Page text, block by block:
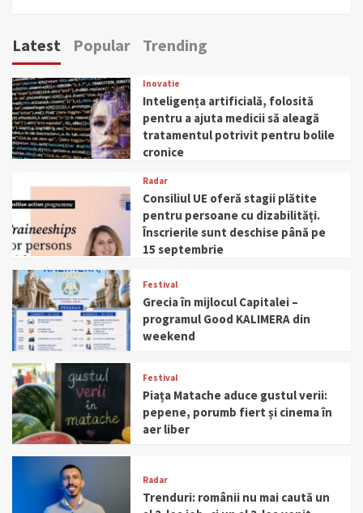
Latest Popular Trending
Inovatie
Inteligența artificială, folosită
pentru a ajuta medicii să aleagă
tratamentul potrivit pentru bolile
cronice
Radar
Consiliul UE oferă stagii plătite
pentru persoane cu dizabilități.
Înscrierile sunt deschise până pe
15 septembrie
Festival
Grecia în mijlocul Capitalei –
programul Good KALIMERA din
weekend
Festival
Piața Matache aduce gustul verii:
pepene, porumb fiert și cinema în
aer liber
Radar
Trenduri: românii nu mai caută un